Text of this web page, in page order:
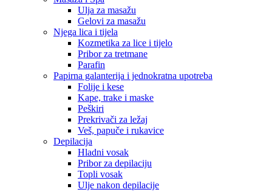
Ulja za masažu
Gelovi za masažu
Njega lica i tijela
Kozmetika za lice i tijelo
Pribor za tretmane
Parafin
Papirna galanterija i jednokratna upotreba
Folije i kese
Kape, trake i maske
Peškiri
Prekrivači za ležaj
Veš, papuče i rukavice
Depilacija
Hladni vosak
Pribor za depilaciju
Topli vosak
Ulje nakon depilacije